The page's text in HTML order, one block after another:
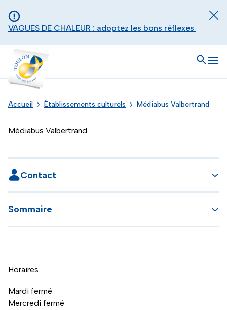
VAGUES DE CHALEUR : adoptez les bons réflexes
Toulon - Port du levant, retour à l'accueil
Ouvrir
Accueil Établissements culturels Médiabus Valbertrand
Médiabus Valbertrand
Contact
Sommaire
Horaires
Mardi fermé
Mercredi fermé